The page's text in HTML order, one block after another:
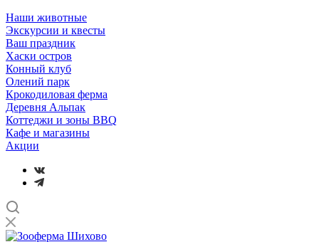
Наши животные
Экскурсии и квесты
Ваш праздник
Хаски остров
Конный клуб
Олений парк
Крокодиловая ферма
Деревня Альпак
Коттеджи и зоны BBQ
Кафе и магазины
Акции